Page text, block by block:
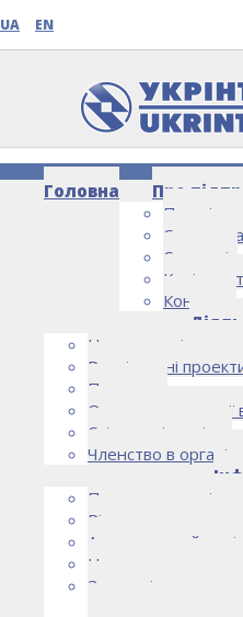
UA EN
Головна
Про
Про
Стратегія
Контакти
Напрямки
Реалізовані
Партнери
Органи державної
Спільна діяльність
Членство в
Правоустановчі
Рішення органу
Аудиторський
Нормативно-
Загальні умови
НОВИНИ